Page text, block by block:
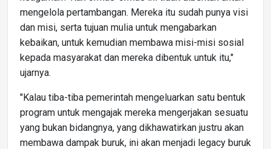
mengelola pertambangan. Mereka itu sudah punya visi
dan misi, serta tujuan mulia untuk mengabarkan
kebaikan, untuk kemudian membawa misi-misi sosial
kepada masyarakat dan mereka dibentuk untuk itu,"
ujarnya.
"Kalau tiba-tiba pemerintah mengeluarkan satu bentuk
program untuk mengajak mereka mengerjakan sesuatu
yang bukan bidangnya, yang dikhawatirkan justru akan
membawa dampak buruk, ini akan menjadi legacy buruk